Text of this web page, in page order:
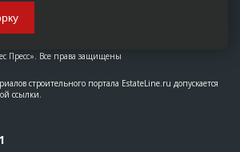
Пресс». Все права защищены
строительного портала EstateLine.ru допускается
ссылки.